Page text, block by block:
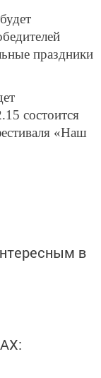
праздники
состоится
«Наш
в